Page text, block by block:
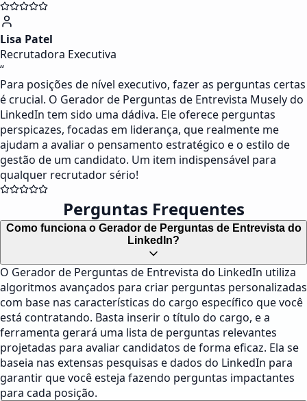
Lisa Patel
Recrutadora Executiva
“
Para posições de nível executivo, fazer as perguntas certas
é crucial. O Gerador de Perguntas de Entrevista Musely do
LinkedIn tem sido uma dádiva. Ele oferece perguntas
perspicazes, focadas em liderança, que realmente me
ajudam a avaliar o pensamento estratégico e o estilo de
gestão de um candidato. Um item indispensável para
qualquer recrutador sério!
Perguntas Frequentes
Como funciona o Gerador de Perguntas de Entrevista do
LinkedIn?
O Gerador de Perguntas de Entrevista do LinkedIn utiliza
algoritmos avançados para criar perguntas personalizadas
com base nas características do cargo específico que você
está contratando. Basta inserir o título do cargo, e a
ferramenta gerará uma lista de perguntas relevantes
projetadas para avaliar candidatos de forma eficaz. Ela se
baseia nas extensas pesquisas e dados do LinkedIn para
garantir que você esteja fazendo perguntas impactantes
para cada posição.